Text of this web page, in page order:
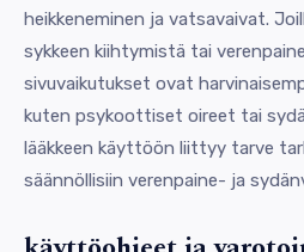
heikkeneminen ja vatsavaivat.
sykkeen kiihtymistä tai
sivuvaikutukset ovat
kuten psykoottiset oireet tai
lääkkeen käyttöön liittyy tarve
säännöllisiin verenpaine- ja